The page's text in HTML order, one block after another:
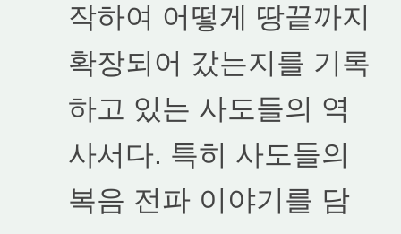
작하여 어떻게 땅끝까지
확장되어 갔는지를 기록
하고 있는 사도들의 역
사서다. 특히 사도들의
복음 전파 이야기를 담